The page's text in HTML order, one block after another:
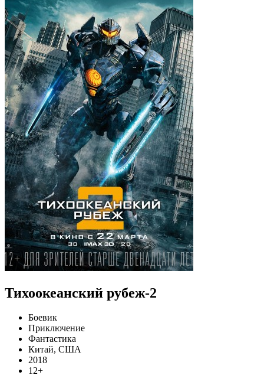
Тихоокеанский рубеж-2
Боевик
Приключение
Фантастика
Китай, США
2018
12+